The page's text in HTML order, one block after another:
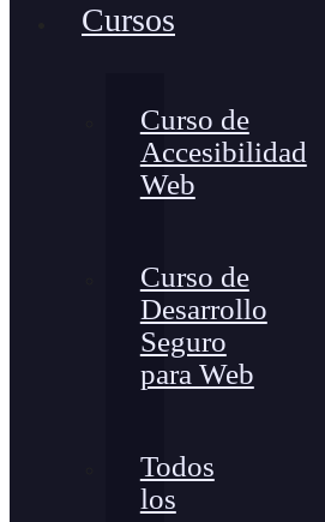
Cursos
Curso de
Accesibilidad
Web
Curso de
Desarrollo
Seguro
para Web
Todos
los